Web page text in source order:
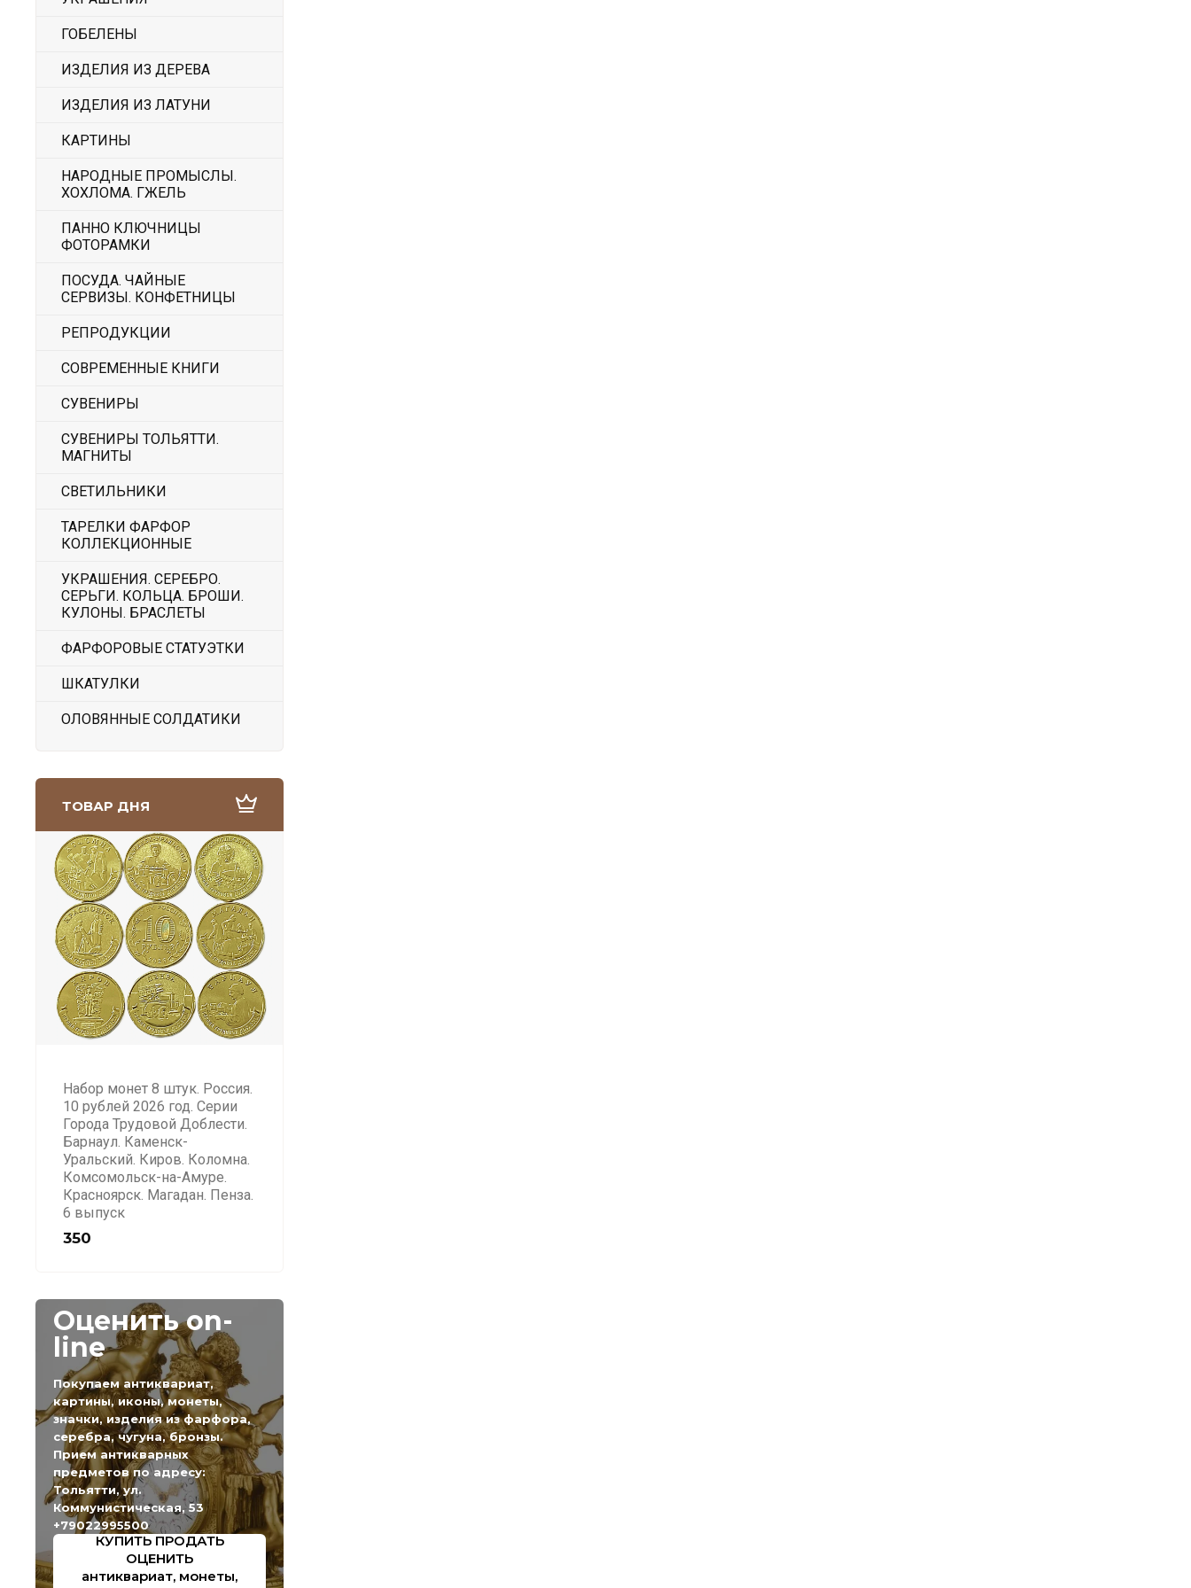
ГОБЕЛЕНЫ
ИЗДЕЛИЯ ИЗ ДЕРЕВА
ИЗДЕЛИЯ ИЗ ЛАТУНИ
КАРТИНЫ
НАРОДНЫЕ ПРОМЫСЛЫ.
ХОХЛОМА. ГЖЕЛЬ
ПАННО КЛЮЧНИЦЫ
ФОТОРАМКИ
ПОСУДА. ЧАЙНЫЕ
СЕРВИЗЫ. КОНФЕТНИЦЫ
РЕПРОДУКЦИИ
СОВРЕМЕННЫЕ КНИГИ
СУВЕНИРЫ
СУВЕНИРЫ ТОЛЬЯТТИ.
МАГНИТЫ
СВЕТИЛЬНИКИ
ТАРЕЛКИ ФАРФОР
КОЛЛЕКЦИОННЫЕ
УКРАШЕНИЯ. СЕРЕБРО.
СЕРЬГИ. КОЛЬЦА. БРОШИ.
КУЛОНЫ. БРАСЛЕТЫ
ФАРФОРОВЫЕ СТАТУЭТКИ
ШКАТУЛКИ
ОЛОВЯННЫЕ СОЛДАТИКИ
ТОВАР ДНЯ
Набор монет 8 штук. Россия.
10 рублей 2026 год. Серии
Города Трудовой Доблести.
Барнаул. Каменск-
Уральский. Киров. Коломна.
Комсомольск-на-Амуре.
Красноярск. Магадан. Пенза.
6 выпуск
350
Оценить on-
line
Покупаем антиквариат,
картины, иконы, монеты,
значки, изделия из фарфора,
серебра, чугуна, бронзы.
Прием антикварных
предметов по адресу:
Тольятти, ул.
Коммунистическая, 53
+79022995500
КУПИТЬ ПРОДАТЬ
ОЦЕНИТЬ
антиквариат, монеты,